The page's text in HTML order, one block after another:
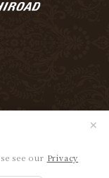
see our Privacy
✕